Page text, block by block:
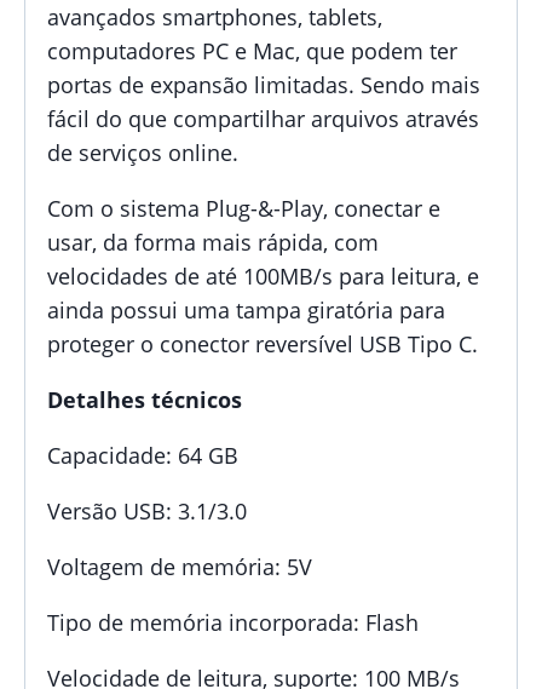
avançados smartphones, tablets,
computadores PC e Mac, que podem ter
portas de expansão limitadas. Sendo mais
fácil do que compartilhar arquivos através
de serviços online.
Com o sistema Plug-&-Play, conectar e
usar, da forma mais rápida, com
velocidades de até 100MB/s para leitura, e
ainda possui uma tampa giratória para
proteger o conector reversível USB Tipo C.
Detalhes técnicos
Capacidade: 64 GB
Versão USB: 3.1/3.0
Voltagem de memória: 5V
Tipo de memória incorporada: Flash
Velocidade de leitura, suporte: 100 MB/s